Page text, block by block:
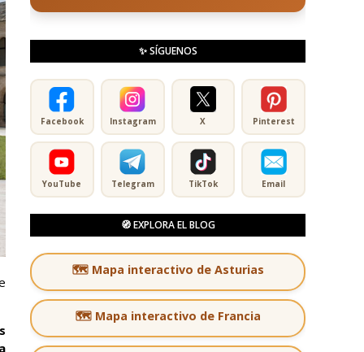
✨ SÍGUENOS
Facebook Instagram X Pinterest
YouTube Telegram TikTok Email
🧭 EXPLORA EL BLOG
🗺️ Mapa interactivo de Asturias
🗺️ Mapa interactivo de Francia